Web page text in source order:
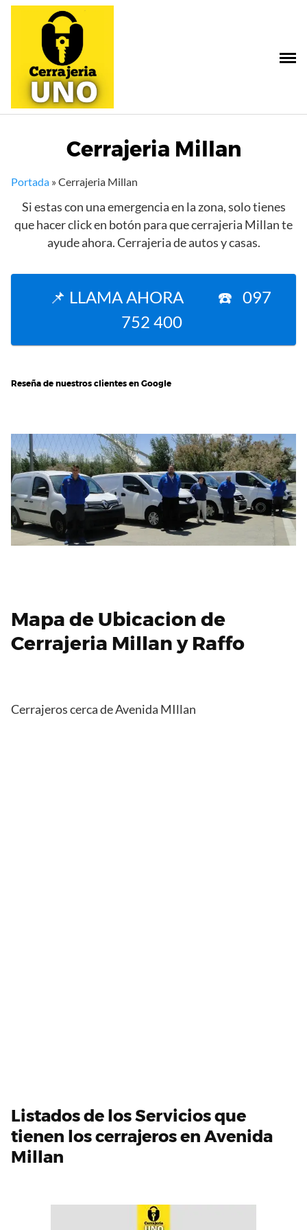
Saltar
Cerrajeria Millan
Portada »Cerrajeria Millan
Si estas con una emergencia en la zona, solo tienes
que hacer click en botón para que cerrajeria Millan te
ayude ahora. Cerrajeria de autos y casas.
📌 LLAMA AHORA ☎️ 097
752 400
Reseña de nuestros clientes en Google
Mapa de Ubicacion de
Cerrajeria Millan y Raffo
Cerrajeros cerca de Avenida MIllan
Listados de los Servicios que
tienen los cerrajeros en Avenida
Millan